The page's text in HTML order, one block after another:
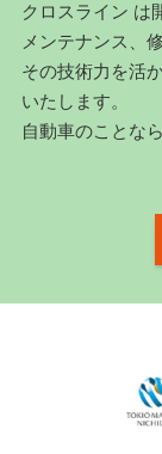
クロスライン は
メンテナンス、
その技術力を活
いたします。
自動車のことな